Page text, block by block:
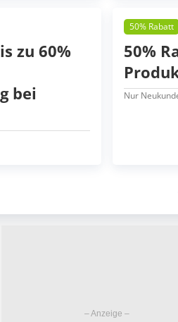
zu 60%
bei
50% Rabatt
50%
Nur